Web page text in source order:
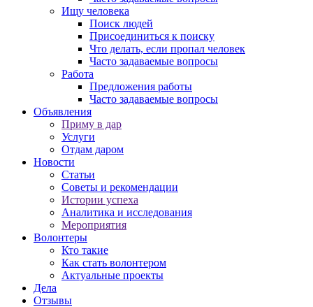
Ищу человека
Поиск людей
Присоединиться к поиску
Что делать, если пропал человек
Часто задаваемые вопросы
Работа
Предложения работы
Часто задаваемые вопросы
Объявления
Приму в дар
Услуги
Отдам даром
Новости
Статьи
Советы и рекомендации
Истории успеха
Аналитика и исследования
Мероприятия
Волонтеры
Кто такие
Как стать волонтером
Актуальные проекты
Дела
Отзывы